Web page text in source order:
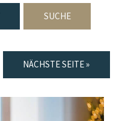
SUCHE
NÄCHSTE SEITE »